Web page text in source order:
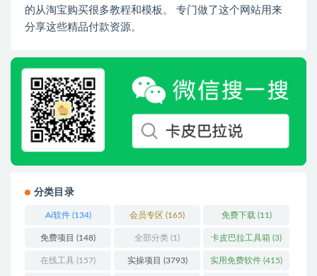
的从淘宝购买很多教程和模板。 专门做了这个网站用来
分享这些精品付款资源。
分类目录
Ai软件(134) 会员专区 (165) 免费下载 (11)
免费项目 (148) 全部分类 (1) 卡皮巴拉工具箱 (3)
在线工具 (157) 实操项目 (3793) 实用免费软件 (415)